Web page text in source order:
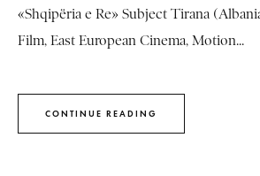
«Shqipëria e Re» Subject Tirana
Film, East European Cinema, Motion...
CONTINUE READING